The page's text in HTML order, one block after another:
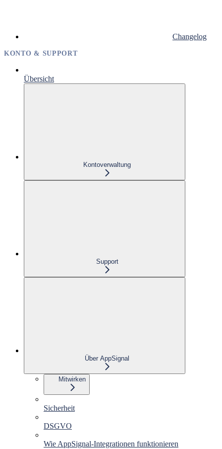
Changelog
KONTO & SUPPORT
Übersicht
Kontoverwaltung
Support
Über AppSignal
Mitwirken
Sicherheit
DSGVO
Wie AppSignal-Integrationen funktionieren